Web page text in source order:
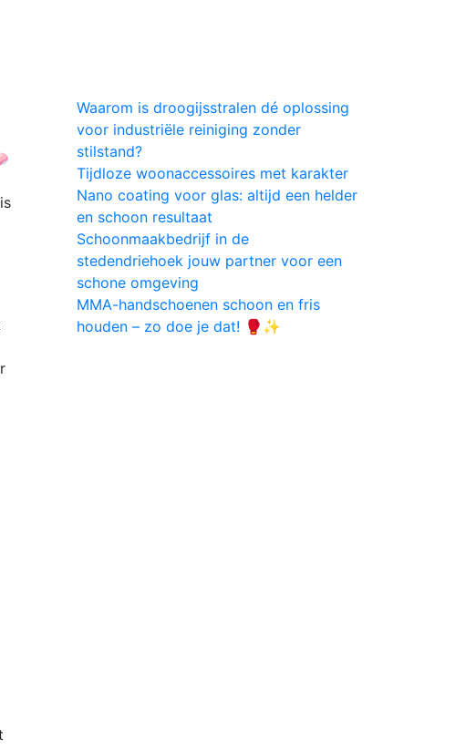
Waarom is droogijsstralen dé oplossing
voor industriële reiniging zonder
stilstand?
Tijdloze woonaccessoires met karakter
Nano coating voor glas: altijd een helder
en schoon resultaat
Schoonmaakbedrijf in de
stedendriehoek jouw partner voor een
schone omgeving
MMA-handschoenen schoon en fris
houden – zo doe je dat! 🥊✨